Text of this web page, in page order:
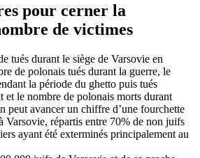
pour cerner la
de victimes
tués durant le siège de Varsovie en
de polonais tués durant la guerre, le
la période du ghetto puis tués
et le nombre de polonais morts durant
peut avancer un chiffre d’une fourchette
Varsovie, répartis entre 70% de non juifs
ayant été exterminés principalement au